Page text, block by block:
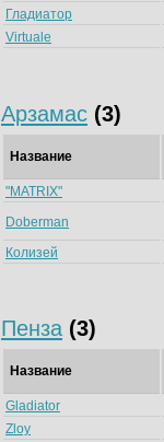
Гладиатор
Virtuale
Арзамас (3)
Название
"MATRIX"
Doberman
Колизей
Пенза (3)
Название
Gladiator
Zloy